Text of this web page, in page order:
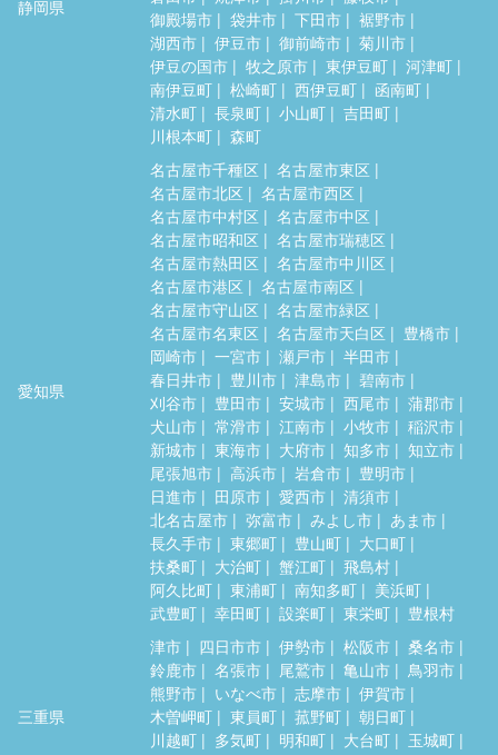
静岡県
御殿場市
袋井市 下田市
裾野市
湖西市
伊豆市 御前崎市
菊川市
伊豆の国市
牧之原市 東伊豆町
河津町
南伊豆町
松崎町 西伊豆町
函南町
清水町
長泉町 小山町
吉田町
川根本町
森町
愛知県
名古屋市千種区
名古屋市東区
名古屋市北区
名古屋市西区
名古屋市中村区
名古屋市中区
名古屋市昭和区
名古屋市瑞穂区
名古屋市熱田区
名古屋市中川区
名古屋市港区
名古屋市南区
名古屋市守山区
名古屋市緑区
名古屋市名東区
名古屋市天白区
豊橋市
岡崎市
一宮市 瀬戸市
半田市
春日井市
豊川市 津島市
碧南市
刈谷市
豊田市 安城市 西尾市
蒲郡市
犬山市
常滑市 江南市 小牧市
稲沢市
新城市
東海市 大府市 知多市
知立市
尾張旭市
高浜市 岩倉市
豊明市
日進市
田原市 愛西市
清須市
北名古屋市
弥富市 みよし市
あま市
長久手市
東郷町 豊山町
大口町
扶桑町
大治町 蟹江町
飛島村
阿久比町
東浦町 南知多町
美浜町
武豊町
幸田町 設楽町 東栄町 豊根村
三重県
津市 四日市市 伊勢市 松阪市
桑名市
鈴鹿市
名張市 尾鷲市 亀山市
鳥羽市
熊野市
いなべ市 志摩市
伊賀市
木曽岬町
東員町 菰野町
朝日町
川越町
多気町 明和町 大台町
玉城町